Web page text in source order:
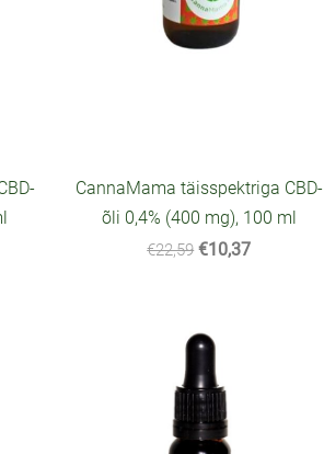
CannaMama täisspektriga CBD-
õli 0,4% (400 mg), 100 ml
€22,59 €10,37